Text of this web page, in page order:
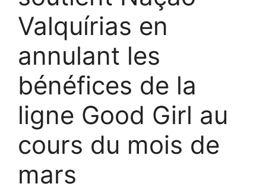
Valquírias en
annulant les
bénéfices de la
ligne Good Girl au
cours du mois de
mars